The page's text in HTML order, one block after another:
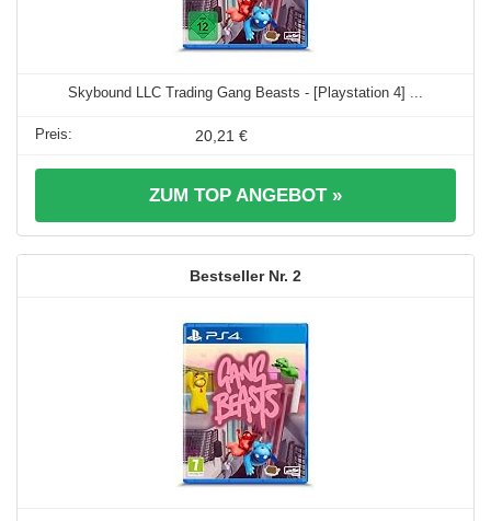
Skybound LLC Trading Gang Beasts - [Playstation 4] ...
20,21 €
ZUM TOP ANGEBOT »
2